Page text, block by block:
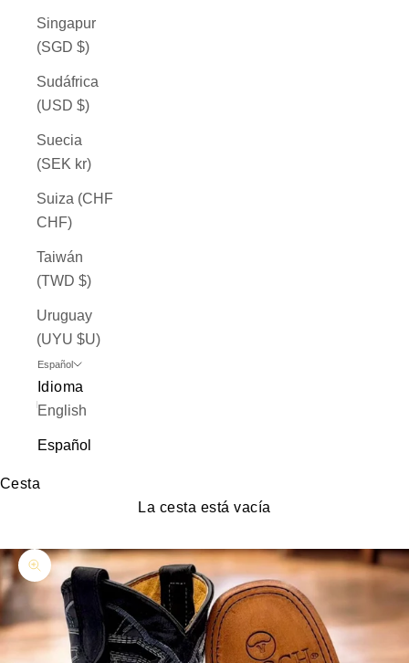
Singapur
(SGD $)
Sudáfrica
(USD $)
Suecia
(SEK kr)
Suiza (CHF
CHF)
Taiwán
(TWD $)
Uruguay
(UYU $U)
Español
Idioma
English
Español
Cesta
La cesta está vacía
Zoom